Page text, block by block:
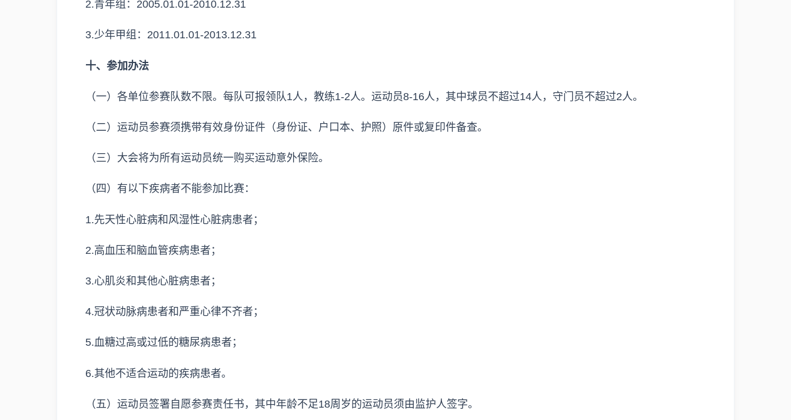
2.青年组：2005.01.01-2010.12.31
3.少年甲组：2011.01.01-2013.12.31
十、参加办法
（一）各单位参赛队数不限。每队可报领队1人，教练1-2人。运动员8-16人，其中球员不超过14人，守门员不超过2人。
（二）运动员参赛须携带有效身份证件（身份证、户口本、护照）原件或复印件备查。
（三）大会将为所有运动员统一购买运动意外保险。
（四）有以下疾病者不能参加比赛：
1.先天性心脏病和风湿性心脏病患者；
2.高血压和脑血管疾病患者；
3.心肌炎和其他心脏病患者；
4.冠状动脉病患者和严重心律不齐者；
5.血糖过高或过低的糖尿病患者；
6.其他不适合运动的疾病患者。
（五）运动员签署自愿参赛责任书，其中年龄不足18周岁的运动员须由监护人签字。